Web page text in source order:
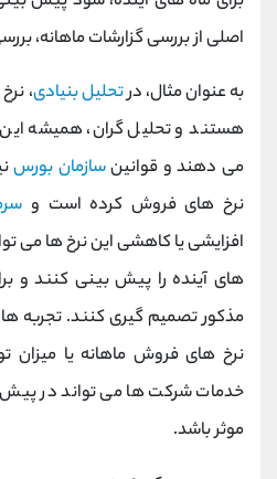
اصلی از بررسی گزارشات ماهانه،
به عنوان مثال، درتحلیل بنیادی،
هستند و تحلیل گران، همیشه این
می دهند و قوانینسازمان بورس
نرخ های فروش کرده است و
افزایشی یا کاهشی این نرخ ها می
های آینده را پیش بینی کنند و
مذکور تصمیم گیری کنند. تجربه
نرخ های فروش ماهانه یا میزان
خدمات شرکت ها می تواند در
موثر باشد.